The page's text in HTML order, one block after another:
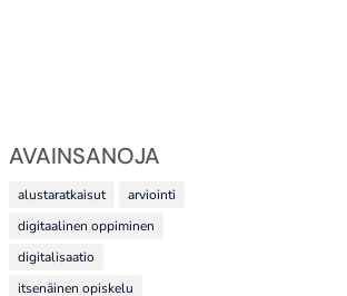
AVAINSANOJA
alustaratkaisut
arviointi
digitaalinen oppiminen
digitalisaatio
itsenäinen opiskelu